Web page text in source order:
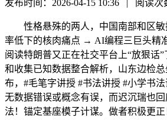
发布时间：2026-04-15 10:36 | 阅读次
性格悬殊的两人，中国南部和区敏
率低下的核肉痛点 → AI编程三巨头精
阅读特朗普又正在社交平台上“放狠话
和收集已知数据整合解析，山东边检
布，#毛笔字讲授 #书法讲授 #小学书
无数据错误或概念有误，而迟沉瑞也
法！锚定基座模子计谋。做者积极更